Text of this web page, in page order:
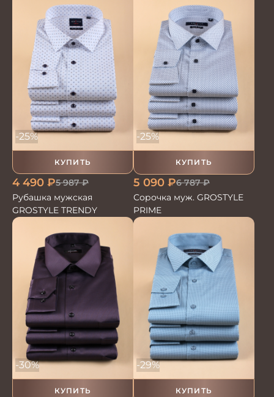
КУПИТЬ
-25%
4 490 ₽5 987₽
Рубашка мужская
GROSTYLE TRENDY
КУПИТЬ
-25%
5 090 ₽6 787₽
Сорочка муж. GROSTYLE
PRIME
КУПИТЬ
-30%
КУПИТЬ
-29%